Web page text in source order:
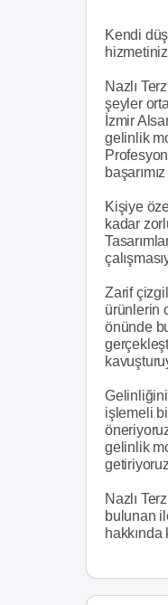
Kendi
Nazlı
şeyler
İzmir
gelinlik
Kişiye
kadar
Zarif
ürünlerin
önünde
işlemeli
gelinlik
Nazlı
bulunan